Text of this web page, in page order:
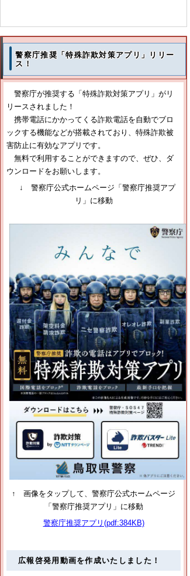
警察庁推奨「特殊詐欺対策アプリ」リリー
ス！
警察庁が推奨する「特殊詐欺対策アプリ」がリ
リースされました！
携帯電話にかかってくる詐欺電話を自動でブロ
ックする機能などが搭載されており、特殊詐欺被
害防止に有効なアプリです。
無料で利用することができますので、ぜひ、ダ
ウンロードをお願いします。
↓
警察庁公式ホームページ「警察庁推奨アプ
リ」に移動
↑ 画像をタップして、警察庁公式ホームページ
「警察庁推奨アプリ」に移動
警察庁推奨アプリ(pdf:384KB)
広報啓発用動画を作成いたしました！